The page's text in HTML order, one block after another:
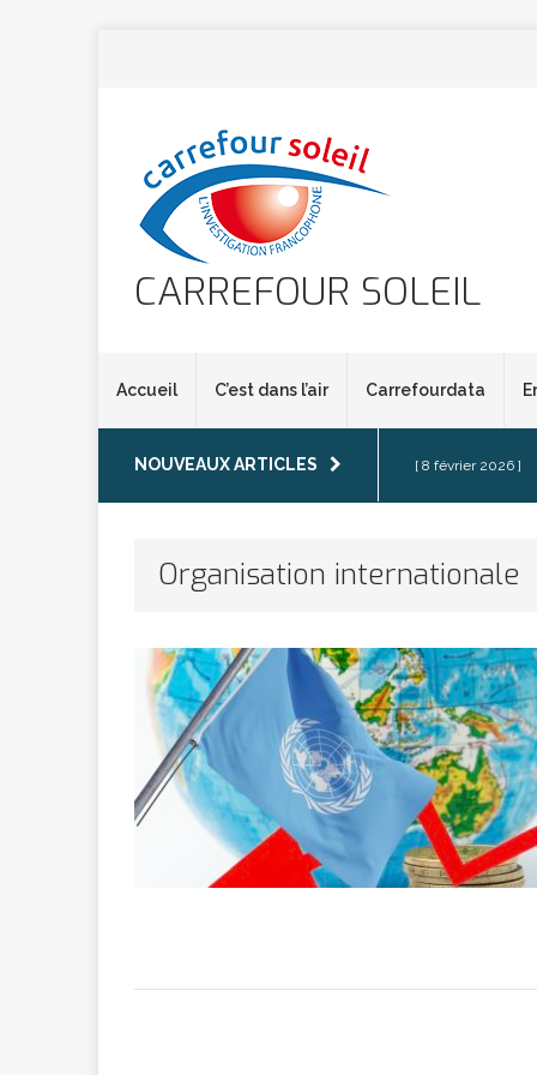
CARREFOUR SOLEIL
Accueil C’est dans l’air Carrefourdata
NOUVEAUX ARTICLES [ 8 février 2026 ]
marchande
[ 7 février 2026 ]
[ 6 février 2026 ]
[ 5 février 2026 ]
Organisation internationale